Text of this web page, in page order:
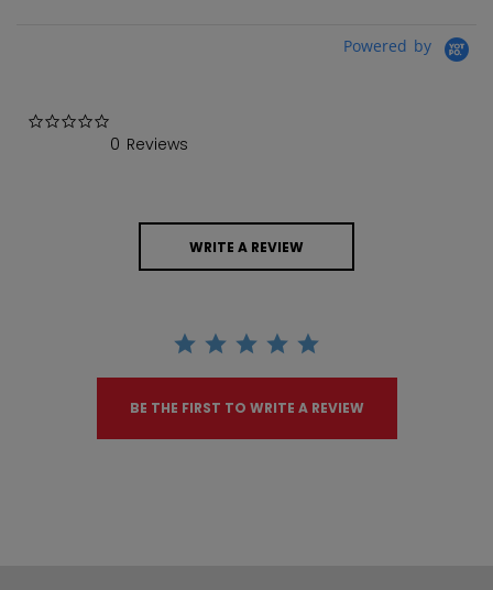
Powered by
0 Reviews
WRITE A REVIEW
BE THE FIRST TO WRITE A REVIEW